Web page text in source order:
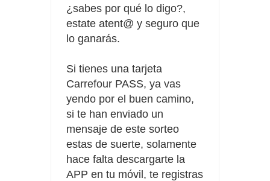
¿sabes por qué lo digo?,
estate atent@ y seguro que
lo ganarás.
Si tienes una tarjeta
Carrefour PASS, ya vas
yendo por el buen camino,
si te han enviado un
mensaje de este sorteo
estas de suerte, solamente
hace falta descargarte la
APP en tu móvil, te registras